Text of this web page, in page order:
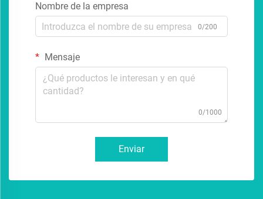
Nombre de la empresa
0/200
Mensaje
0/1000
Enviar